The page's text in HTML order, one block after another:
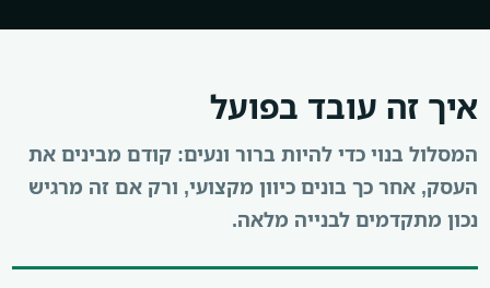
איך זה עובד בפועל
המסלול בנוי כדי להיות ברור ונעים: קודם מבינים את
העסק, אחר כך בונים כיוון מקצועי, ורק אם זה מרגיש
נכון מתקדמים לבנייה מלאה.